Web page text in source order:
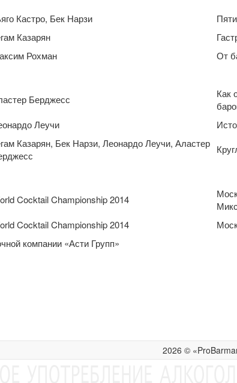
Кастро, Бек Нарзи
Казарян
Рохман От
Берджесс
Как
Леучи
Казарян, Бек Нарзи, Леонардо Леучи, Аластер
Cocktail Championship 2014
Cocktail Championship 2014
компании «Асти Групп»
2026 ©